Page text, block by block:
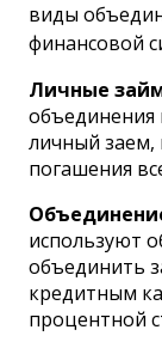
виды
финансовой
Личные
объединения
личный заем,
погашения
используют
объединить
кредитным
процентной